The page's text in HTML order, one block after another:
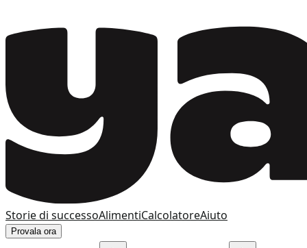
Storie di successoAlimentiCalcolatoreAiuto
Provala ora